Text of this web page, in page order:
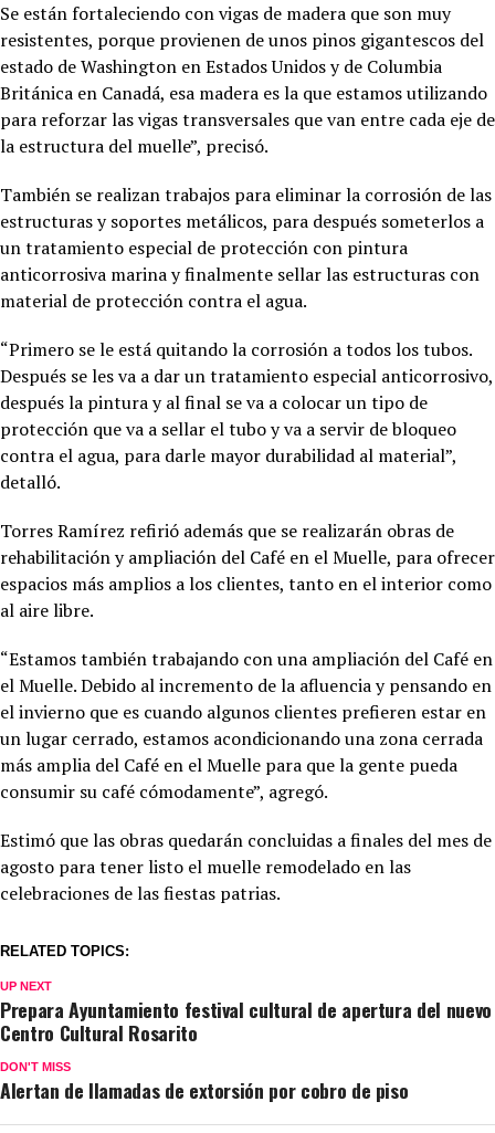
Se están fortaleciendo con vigas de madera que son muy
resistentes, porque provienen de unos pinos gigantescos del
estado de Washington en Estados Unidos y de Columbia
Británica en Canadá, esa madera es la que estamos utilizando
para reforzar las vigas transversales que van entre cada eje de
la estructura del muelle”, precisó.
También se realizan trabajos para eliminar la corrosión de las
estructuras y soportes metálicos, para después someterlos a
un tratamiento especial de protección con pintura
anticorrosiva marina y finalmente sellar las estructuras con
material de protección contra el agua.
“Primero se le está quitando la corrosión a todos los tubos.
Después se les va a dar un tratamiento especial anticorrosivo,
después la pintura y al final se va a colocar un tipo de
protección que va a sellar el tubo y va a servir de bloqueo
contra el agua, para darle mayor durabilidad al material”,
detalló.
Torres Ramírez refirió además que se realizarán obras de
rehabilitación y ampliación del Café en el Muelle, para ofrecer
espacios más amplios a los clientes, tanto en el interior como
al aire libre.
“Estamos también trabajando con una ampliación del Café en
el Muelle. Debido al incremento de la afluencia y pensando en
el invierno que es cuando algunos clientes prefieren estar en
un lugar cerrado, estamos acondicionando una zona cerrada
más amplia del Café en el Muelle para que la gente pueda
consumir su café cómodamente”, agregó.
Estimó que las obras quedarán concluidas a finales del mes de
agosto para tener listo el muelle remodelado en las
celebraciones de las fiestas patrias.
RELATED TOPICS:
UP NEXT
Prepara Ayuntamiento festival cultural de apertura del nuevo
Centro Cultural Rosarito
DON'T MISS
Alertan de llamadas de extorsión por cobro de piso